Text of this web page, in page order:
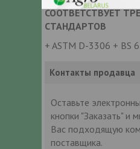
СООТВЕТСТВУЕТ
СТАНДАРТОВ
+ ASTM D-3306 + BS
Контакты продавца
Оставьте
кнопки "Заказать" и
Вас подходящую
поставщика.